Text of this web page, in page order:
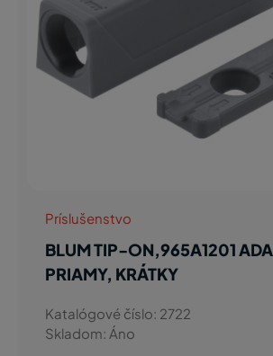
Príslušenstvo
BLUM TIP-ON,965A1201
PRIAMY, KRÁTKY
Katalógové číslo: 2722
Skladom: Áno